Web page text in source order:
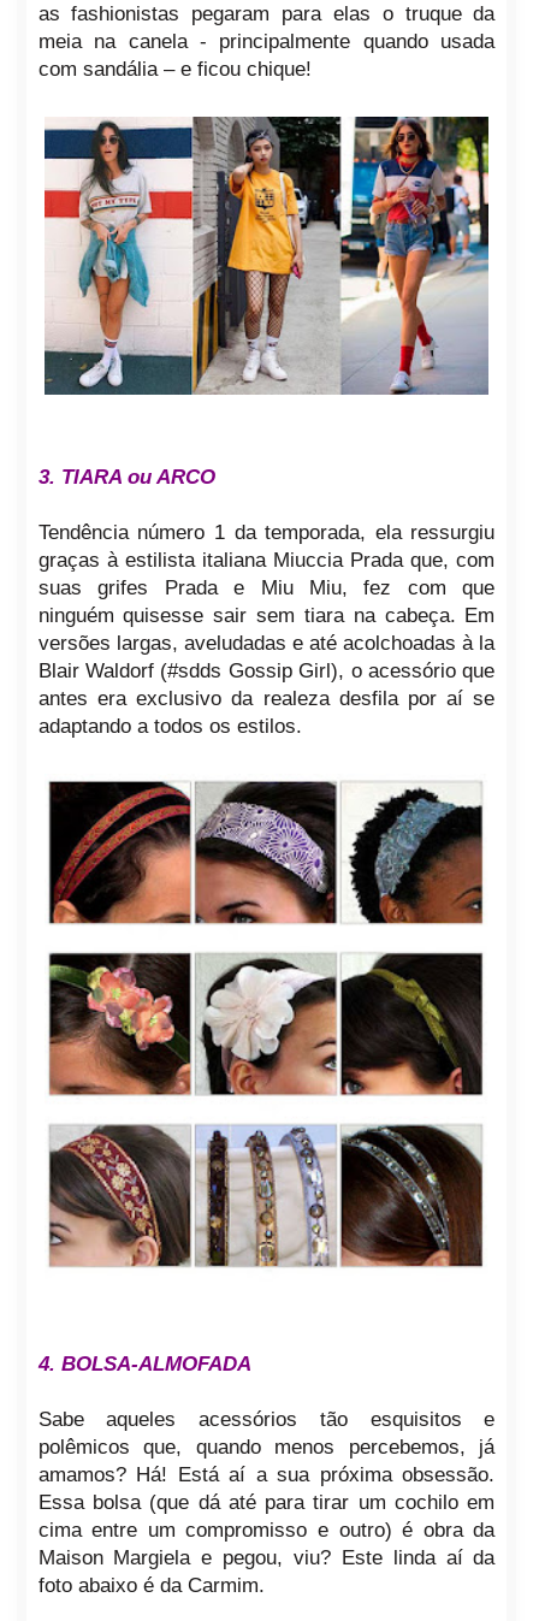
as fashionistas pegaram para elas o truque da
meia na canela - principalmente quando usada
com sandália – e ficou chique!
3. TIARA ou ARCO
Tendência número 1 da temporada, ela ressurgiu
graças à estilista italiana Miuccia Prada que, com
suas grifes Prada e Miu Miu, fez com que
ninguém quisesse sair sem tiara na cabeça. Em
versões largas, aveludadas e até acolchoadas à la
Blair Waldorf (#sdds Gossip Girl), o acessório que
antes era exclusivo da realeza desfila por aí se
adaptando a todos os estilos.
4. BOLSA-ALMOFADA
Sabe aqueles acessórios tão esquisitos e
polêmicos que, quando menos percebemos, já
amamos? Há! Está aí a sua próxima obsessão.
Essa bolsa (que dá até para tirar um cochilo em
cima entre um compromisso e outro) é obra da
Maison Margiela e pegou, viu? Este linda aí da
foto abaixo é da Carmim.